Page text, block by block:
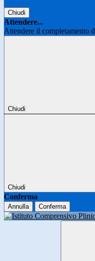
Chiudi
Attendere...
Attendere il completamento
Chiudi
Chiudi
Conferma
Annulla Conferma